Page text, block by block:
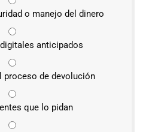
o manejo del dinero
anticipados
proceso de devolución
que lo pidan